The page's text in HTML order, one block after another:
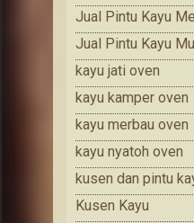
Jual Pintu Kayu
Jual Pintu Kayu
kayu jati oven
kayu kamper oven
kayu merbau oven
kayu nyatoh oven
kusen dan pintu
Kusen Kayu